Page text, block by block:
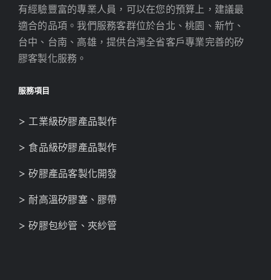
有經驗豐富的專業人員，可以在您的預算上，建議最
適合的品項。我們服務客群位於台北、桃園、新竹、
台中、台南、高雄，提供台灣全省客戶專業完善的矽
膠客製化服務。
服務項目
> 工業級矽膠產品製作
> 食品級矽膠產品製作
> 矽膠產品客製化開發
> 耐高溫矽膠塞、膠帶
> 矽膠包紗管、夾紗管